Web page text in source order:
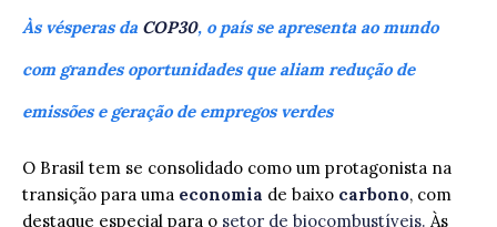
Às vésperas da COP30, o país se apresenta ao mundo
com grandes oportunidades que aliam redução de
emissões e geração de empregos verdes
O Brasil tem se consolidado como um protagonista na
transição para uma economia de baixo carbono, com
destaque especial para o setor de biocombustíveis. Às